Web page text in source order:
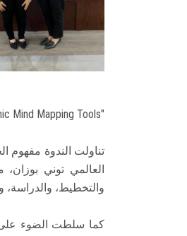
"Mapping your thoughts: A Guide to Manual and Electronic Mind Mapping Tools".
تناولت الندوة مفهوم
العالمي توني
والتخطيط، والدراسة،
كما سلطت الضوء على